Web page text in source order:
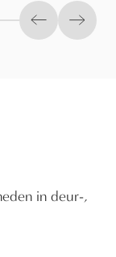
PreviousNext
in deur-,